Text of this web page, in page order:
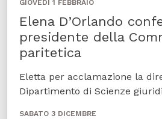
GIOVEDÌ 1 FEBBRAIO
Elena D’Orlando
presidente della
paritetica
Eletta per acclamazione la
Dipartimento di Scienze
SABATO 3 DICEMBRE